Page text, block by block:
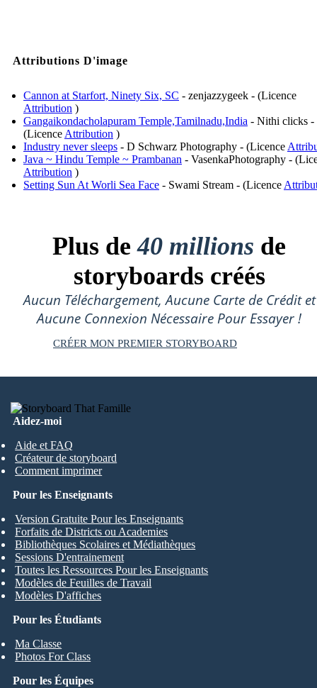
Attributions D'image
Cannon at Starfort, Ninety Six, SC - zenjazzygeek - (Licence
Attribution )
Gangaikondacholapuram Temple,Tamilnadu,India - Nithi clicks -
(Licence Attribution )
Industry never sleeps - D Schwarz Photography - (Licence
Java ~ Hindu Temple ~ Prambanan - VasenkaPhotography -
Attribution )
Setting Sun At Worli Sea Face - Swami Stream - (Licence
Plus de40 millions de
storyboards créés
Aucun Téléchargement, Aucune Carte de Crédit et
Aucune Connexion Nécessaire Pour Essayer !
CRÉER MON PREMIER STORYBOARD
Aidez-moi
Aide et FAQ
Créateur de storyboard
Comment imprimer
Pour les Étudiants
Ma Classe
Photos For Class
Pour les Enseignants
Version Gratuite Pour les Enseignants
Forfaits de Districts ou Academies
Bibliothèques Scolaires et Médiathèques
Sessions D'entrainement
Toutes les Ressources Pour les Enseignants
Modèles de Feuilles de Travail
Modèles D'affiches
Pour les Équipes